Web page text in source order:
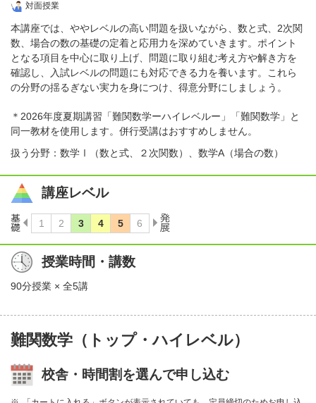
対面授業
本講座では、ややレベルの高い問題を扱いながら、数と式、2次関
数、場合の数の基礎の定着と応用力を深めていきます。ポイント
となる項目を中心に取り上げ、問題に取り組む考え方や解き方を
確認し、入試レベルの問題にも対応できる力を養います。これら
の分野の揺るぎない実力を身につけ、得意分野にしましょう。
＊2026年度夏期講習「難関数学ーハイレベルー」「難関数学」と
同一教材を使用します。併行受講はおすすめしません。
扱う分野：数学Ⅰ（数と式、２次関数）、数学A（場合の数）
講座レベル
授業時間・講数
90分授業 × 全5講
難関数学（トップ・ハイレベル）
校舎・時間割を選んで申し込む